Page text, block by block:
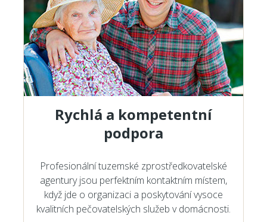
Rychlá a kompetentní
podpora
Profesionální tuzemské zprostředkovatelské
agentury jsou perfektním kontaktním místem,
když jde o organizaci a poskytování vysoce
kvalitních pečovatelských služeb v domácnosti.